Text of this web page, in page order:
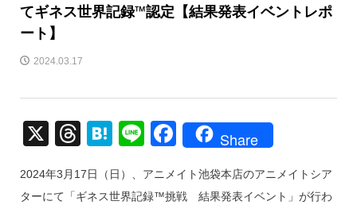
てギネス世界記録™️認定【結果発表イベントレポ
ート】
2024.03.17
X
T
e
H
e
Li
e
F
c
Share
2024年3月17日（日）、アニメイト池袋本店のアニメイトシア
ターにて「ギネス世界記録™挑戦 結果発表イベント」が行わ